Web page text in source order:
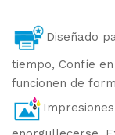
Diseñado
tiempo, Confíe
funcionen de